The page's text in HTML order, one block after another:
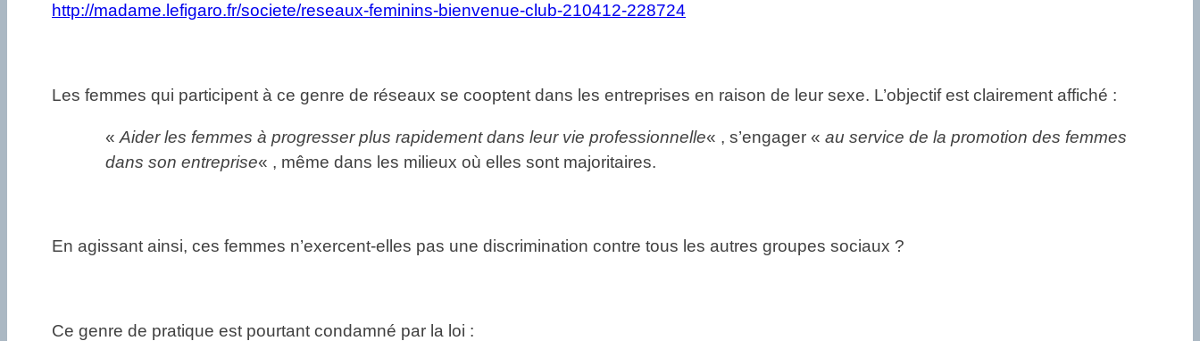
http://madame.lefigaro.fr/societe/reseaux-feminins-bienvenue-club-210412-228724
Les femmes qui participent à ce genre de réseaux se cooptent dans les entreprises en raison de leur sexe. L’objectif est clairement affiché :
« Aider les femmes à progresser plus rapidement dans leur vie professionnelle« , s’engager « au service de la promotion des femmes
dans son entreprise« , même dans les milieux où elles sont majoritaires.
En agissant ainsi, ces femmes n’exercent-elles pas une discrimination contre tous les autres groupes sociaux ?
Ce genre de pratique est pourtant condamné par la loi :